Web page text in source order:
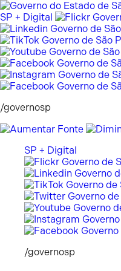
Pular
para
o
conteúdo
SP + Digital
/governosp
SP + Digital
/governosp